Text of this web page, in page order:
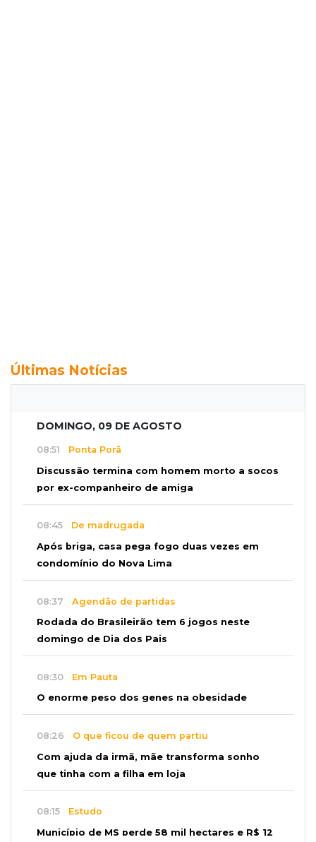
Últimas Notícias
DOMINGO, 09 DE AGOSTO
08:51 Ponta Porã
Discussão termina com homem morto a socos
por ex-companheiro de amiga
08:45 De madrugada
Após briga, casa pega fogo duas vezes em
condomínio do Nova Lima
08:37 Agendão de partidas
Rodada do Brasileirão tem 6 jogos neste
domingo de Dia dos Pais
08:30 Em Pauta
O enorme peso dos genes na obesidade
08:26 O que ficou de quem partiu
Com ajuda da irmã, mãe transforma sonho
que tinha com a filha em loja
08:15 Estudo
Município de MS perde 58 mil hectares e R$ 12